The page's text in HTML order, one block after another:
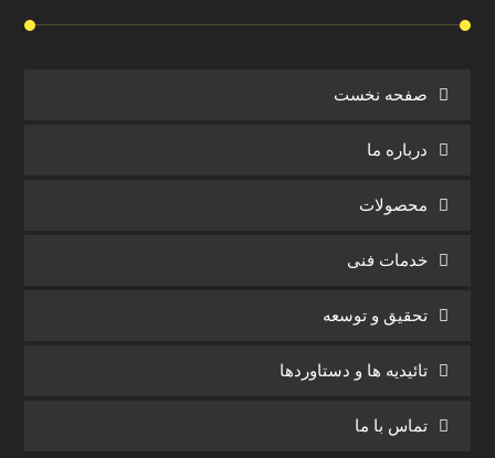
صفحه نخست
درباره ما
محصولات
خدمات فنی
تحقیق و توسعه
تائیدیه ها و دستاوردها
تماس با ما